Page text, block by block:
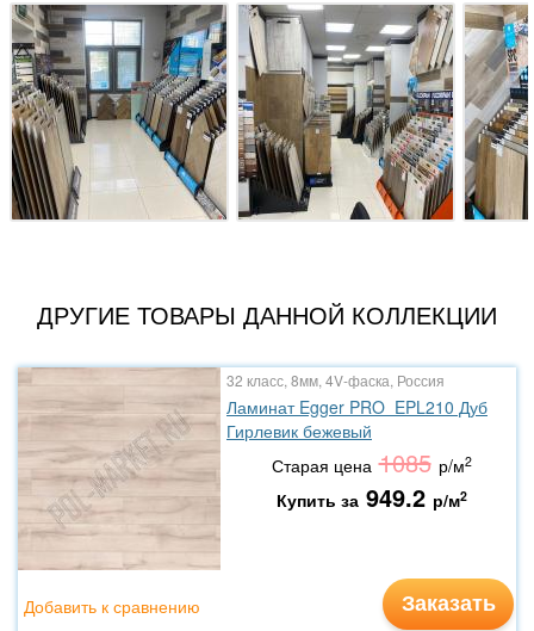
ДРУГИЕ ТОВАРЫ ДАННОЙ КОЛЛЕКЦИИ
32 класс, 8мм, 4V-фаска, Россия
Ламинат Egger PRO EPL210 Дуб
Гирлевик бежевый
Старая цена 1085 р/м2
Купить за 949.2 р/м2
Заказать
Добавить к сравнению